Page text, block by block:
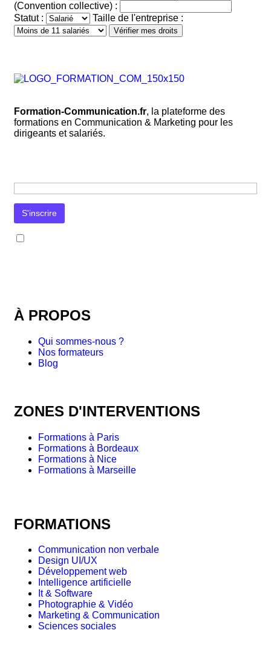
(Convention collective) :
Statut :
Taille de l'entreprise :
Vérifier mes droits
Formation-Communication.fr, la plateforme des
formations en Communication & Marketing pour les
dirigeants et salariés.
À PROPOS
Qui sommes-nous ?
Nos formateurs
Blog
ZONES D'INTERVENTIONS
Formations à Paris
Formations à Bordeaux
Formations à Nice
Formations à Marseille
FORMATIONS
Communication non verbale
Design UI/UX
Développement web
Intelligence artificielle
It & Software
Photographie & Vidéo
Marketing & Communication
Sciences sociales